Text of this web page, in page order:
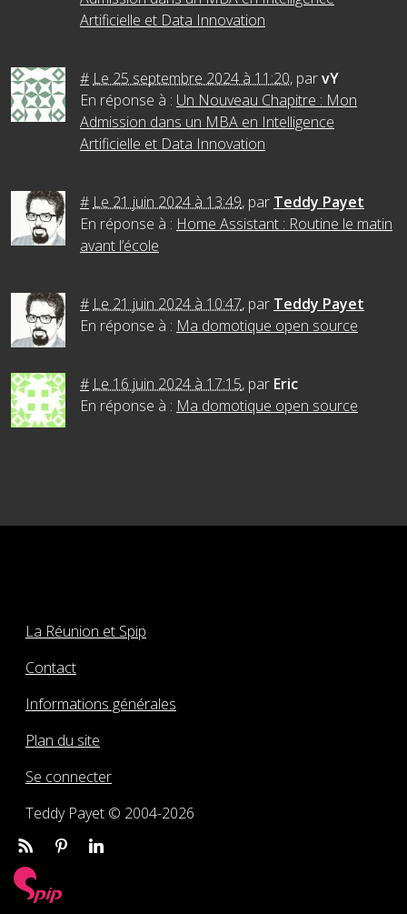
Artificielle et Data Innovation
# Le 25 septembre 2024 à 11:20, parvY
En réponse à : Un Nouveau Chapitre : Mon
Admission dans un MBA en Intelligence
Artificielle et Data Innovation
# Le 21 juin 2024 à 13:49, par Teddy Payet
En réponse à : Home Assistant : Routine le matin
avant l’école
# Le 21 juin 2024 à 10:47, par Teddy Payet
En réponse à : Ma domotique open source
# Le 16 juin 2024 à 17:15, par Eric
En réponse à : Ma domotique open source
La Réunion et Spip
Contact
Informations générales
Plan du site
Se connecter
Teddy Payet © 2004-2026
Rss